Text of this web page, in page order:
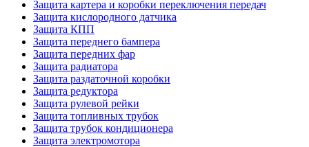
Защита картера и коробки переключения передач
Защита кислородного датчика
Защита КПП
Защита переднего бампера
Защита передних фар
Защита радиатора
Защита раздаточной коробки
Защита редуктора
Защита рулевой рейки
Защита топливных трубок
Защита трубок кондиционера
Защита электромотора